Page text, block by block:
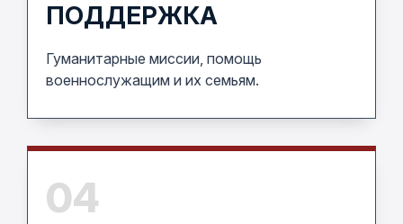
ПОДДЕРЖКА
Гуманитарные миссии, помощь
военнослужащим и их семьям.
04